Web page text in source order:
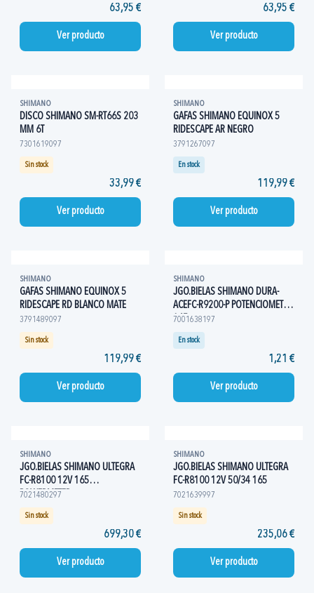
63,95 €
Ver producto
63,95 €
Ver producto
SHIMANO
DISCO SHIMANO SM-RT66S 203
MM 6T
7301619097
Sin stock
33,99 €
Ver producto
SHIMANO
GAFAS SHIMANO EQUINOX 5
RIDESCAPE AR NEGRO
3791267097
En stock
119,99 €
Ver producto
SHIMANO
GAFAS SHIMANO EQUINOX 5
RIDESCAPE RD BLANCO MATE
3791489097
Sin stock
119,99 €
Ver producto
SHIMANO
JGO.BIELAS SHIMANO DURA-
ACEFC-R9200-P POTENCIOMETRO
165
7001638197
En stock
1,21 €
Ver producto
SHIMANO
JGO.BIELAS SHIMANO ULTEGRA
FC-R8100 12V 165
POWERMETER
7021480297
Sin stock
699,30 €
Ver producto
SHIMANO
JGO.BIELAS SHIMANO ULTEGRA
FC-R8100 12V 50/34 165
7021639997
Sin stock
235,06 €
Ver producto